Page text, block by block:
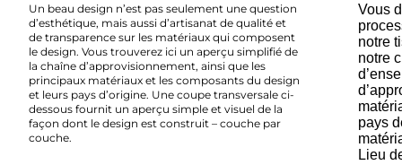
Un beau design n’est pas seulement une question
d’esthétique, mais aussi d’artisanat de qualité et
de transparence sur les matériaux qui composent
le design. Vous trouverez ici un aperçu simplifié de
la chaîne d’approvisionnement, ainsi que les
principaux matériaux et les composants du design
et leurs pays d’origine. Une coupe transversale ci-
dessous fournit un aperçu simple et visuel de la
façon dont le design est construit – couche par
couche.
Vous
notre
notre
pays
Lieu